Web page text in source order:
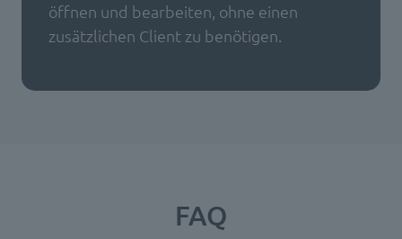
öffnen und bearbeiten, ohne einen
zusätzlichen Client zu benötigen.
FAQ